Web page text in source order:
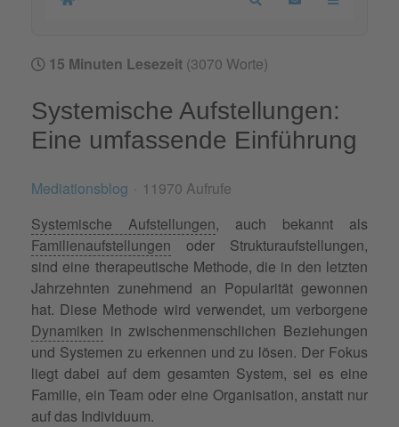
Home SearchUpdates
15 Minuten Lesezeit (3070 Worte)
Systemische Aufstellungen:
Eine umfassende Einführung
Mediationsblog
11970 Aufrufe
Systemische Aufstellungen, auch bekannt als
Familienaufstellungen oder Strukturaufstellungen,
sind eine therapeutische Methode, die in den letzten
Jahrzehnten zunehmend an Popularität gewonnen
hat. Diese Methode wird verwendet, um verborgene
Dynamiken in zwischenmenschlichen Beziehungen
und Systemen zu erkennen und zu lösen. Der Fokus
liegt dabei auf dem gesamten System, sei es eine
Familie, ein Team oder eine Organisation, anstatt nur
auf das Individuum.